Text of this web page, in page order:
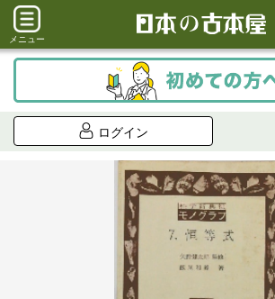
メニュー
ログイン